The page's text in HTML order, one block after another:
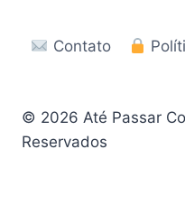
Contato
© 2026 Até Passar
Reservados